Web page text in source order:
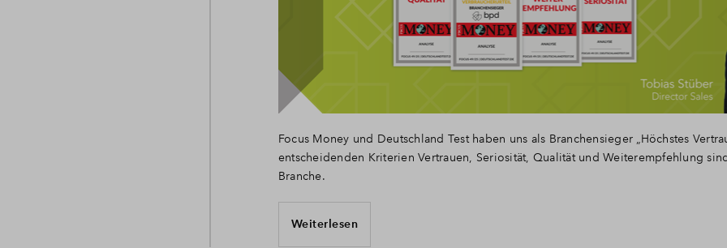
Focus Money und Deutschland Test haben uns als Branchensieger „Höchstes
entscheidenden Kriterien Vertrauen, Seriosität, Qualität und Weiterempfehlung
Branche.
Weiterlesen